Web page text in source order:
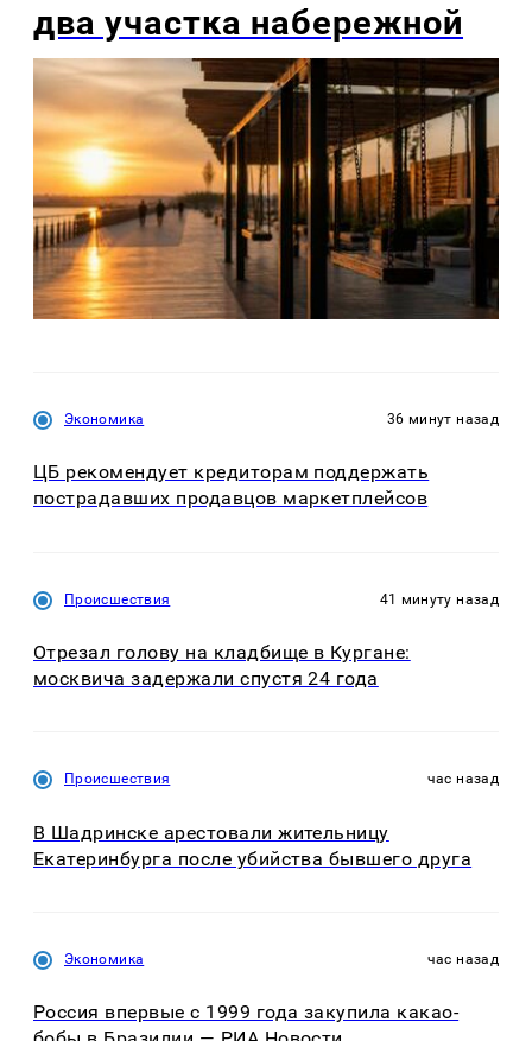
два участка набережной
Экономика 36 минут назад
ЦБ рекомендует кредиторам поддержать
пострадавших продавцов маркетплейсов
Происшествия 41 минуту назад
Отрезал голову на кладбище в Кургане:
москвича задержали спустя 24 года
Происшествия час назад
В Шадринске арестовали жительницу
Екатеринбурга после убийства бывшего друга
Экономика час назад
Россия впервые с 1999 года закупила какао-